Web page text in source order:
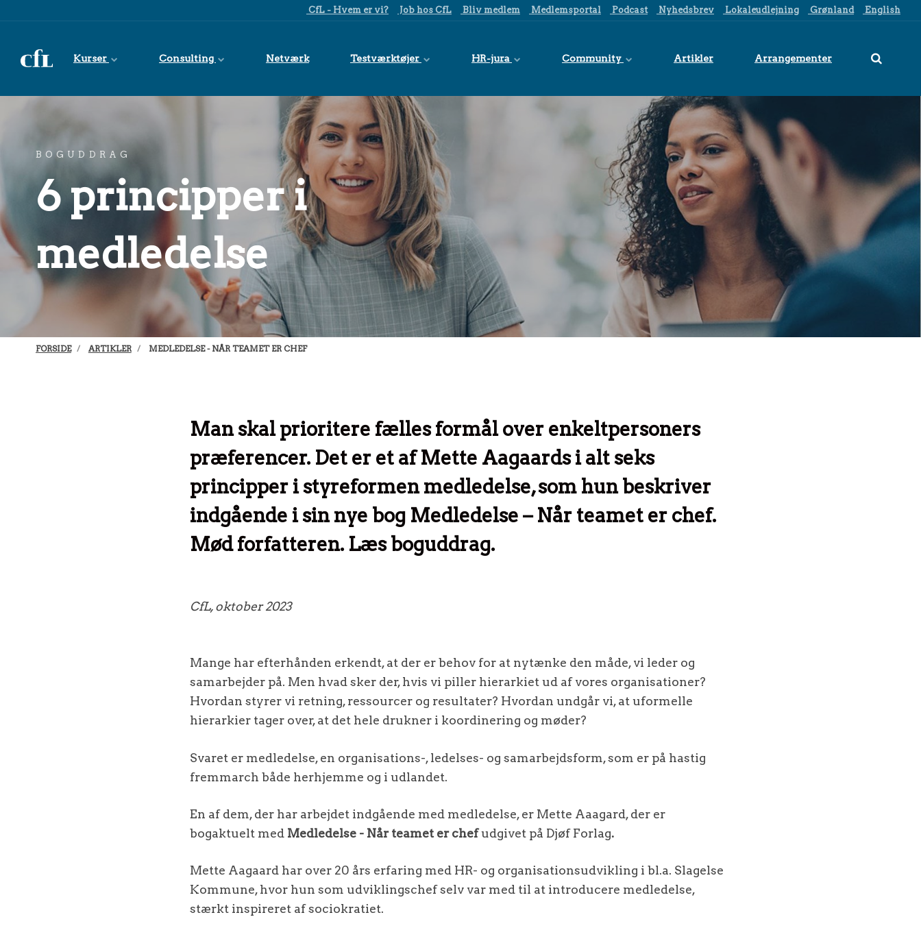
CfL - Hvem er vi? Job hos CfL Bliv medlem Medlemsportal Podcast Nyhedsbrev Lokaleudlejning Grønland English
Kurser Consulting Netværk Testværktøjer HR-jura Community Artikler Arrangementer
BOGUDDRAG
6 principper i
medledelse
FORSIDE ARTIKLER MEDLEDELSE - NÅR TEAMET ER CHEF
Man skal prioritere fælles formål over enkeltpersoners
præferencer. Det er et af Mette Aagaards i alt seks
principper i styreformen medledelse, som hun beskriver
indgående i sin nye bog Medledelse – Når teamet er chef.
Mød forfatteren. Læs boguddrag.
CfL, oktober 2023
Mange har efterhånden erkendt, at der er behov for at nytænke den måde, vi leder og
samarbejder på. Men hvad sker der, hvis vi piller hierarkiet ud af vores organisationer?
Hvordan styrer vi retning, ressourcer og resultater? Hvordan undgår vi, at uformelle
hierarkier tager over, at det hele drukner i koordinering og møder?
Svaret er medledelse, en organisations-, ledelses- og samarbejdsform, som er på hastig
fremmarch både herhjemme og i udlandet.
En af dem, der har arbejdet indgående med medledelse, er Mette Aaagard, der er
bogaktuelt med Medledelse - Når teamet er chefudgivet på Djøf Forlag.
Mette Aagaard har over 20 års erfaring med HR- og organisationsudvikling i bl.a. Slagelse
Kommune, hvor hun som udviklingschef selv var med til at introducere medledelse,
stærkt inspireret af sociokratiet.